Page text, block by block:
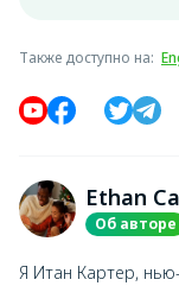
Также доступно на:
Ethan
Об авторе
Я Итан Картер,